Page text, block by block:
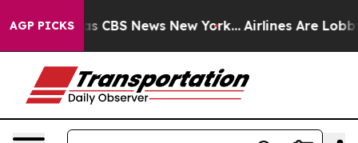
AGP PICKSwas CBS News New York... Airlines Are